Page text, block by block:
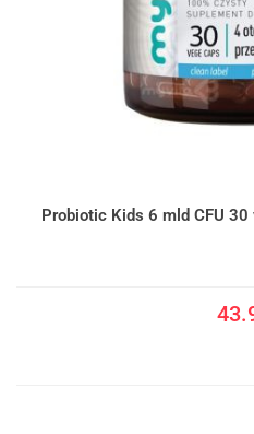
Probiotic Kids 6 mld CFU 30